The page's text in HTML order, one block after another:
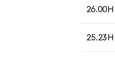
26.00H
25.23H